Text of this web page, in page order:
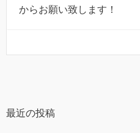
からお願い致します！
最近の投稿